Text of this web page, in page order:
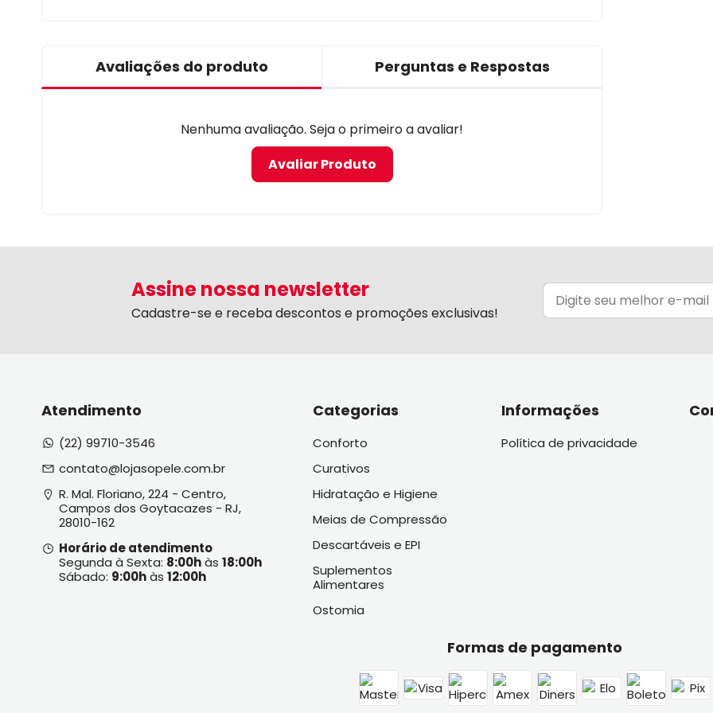
Avaliações do produto Perguntas e Respostas
Nenhuma avaliação. Seja o primeiro a avaliar!
Avaliar Produto
Assine nossa newsletter
Cadastre-se e receba descontos e promoções exclusivas!
Categorias
Conforto
Curativos
Hidratação e Higiene
Meias de Compressão
Descartáveis e EPI
Suplementos
Alimentares
Ostomia
Informações
Política de privacidade
Atendimento
(22) 99710-3546
contato@lojasopele.com.br
R. Mal. Floriano, 224 - Centro,
Campos dos Goytacazes - RJ,
28010-162
Horário de atendimento
Segunda à Sexta: 8:00hàs18:00h
Sábado: 9:00hàs12:00h
Formas de pagamento